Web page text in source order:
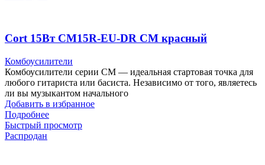
Cort 15Вт CM15R-EU-DR CM красный
Комбоусилители
Комбоусилители серии CM — идеальная стартовая точка для
любого гитариста или басиста. Независимо от того, являетесь
ли вы музыкантом начального
Добавить в избранное
Подробнее
Быстрый просмотр
Распродан